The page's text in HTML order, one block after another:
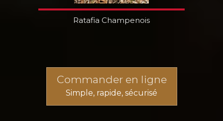
Ratafia Champenois
Commander en ligne
Simple, rapide, sécurisé